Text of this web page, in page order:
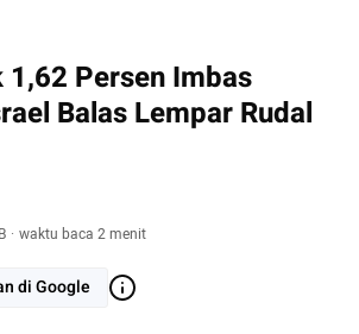
1,62 Persen Imbas
Balas Lempar Rudal
· waktu baca 2 menit
di Google